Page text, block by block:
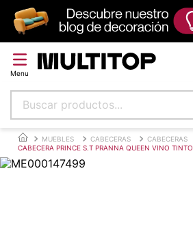
Buscar productos...
MUEBLES CABECERAS
CABECERAS
CABECERA PRINCE S.T PRANNA QUEEN VINO TINTO
Términos más buscados
papel tapiz